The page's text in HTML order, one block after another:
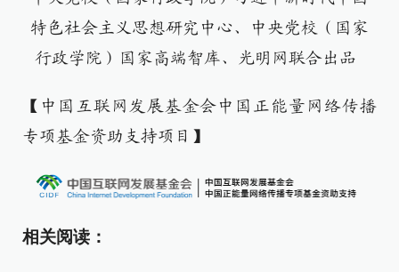
特色社会主义思想研究中心、中央党校（国家
行政学院）国家高端智库、光明网联合出品
【中国互联网发展基金会中国正能量网络传播
专项基金资助支持项目】
相关阅读：